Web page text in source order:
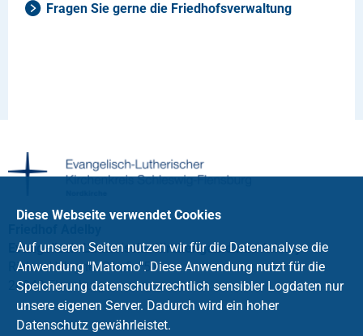
Fragen Sie gerne die Friedhofsverwaltung
Evangelisch-Lutherische Kirchengemeinde Adelby
Richard-Wagner Straße 51
24943 Flensburg
Diese Webseite verwendet Cookies
Auf unseren Seiten nutzen wir für die Datenanalyse die
Anwendung "Matomo". Diese Anwendung nutzt für die
Speicherung datenschutzrechtlich sensibler Logdaten nur
unsere eigenen Server. Dadurch wird ein hoher
Datenschutz gewährleistet.